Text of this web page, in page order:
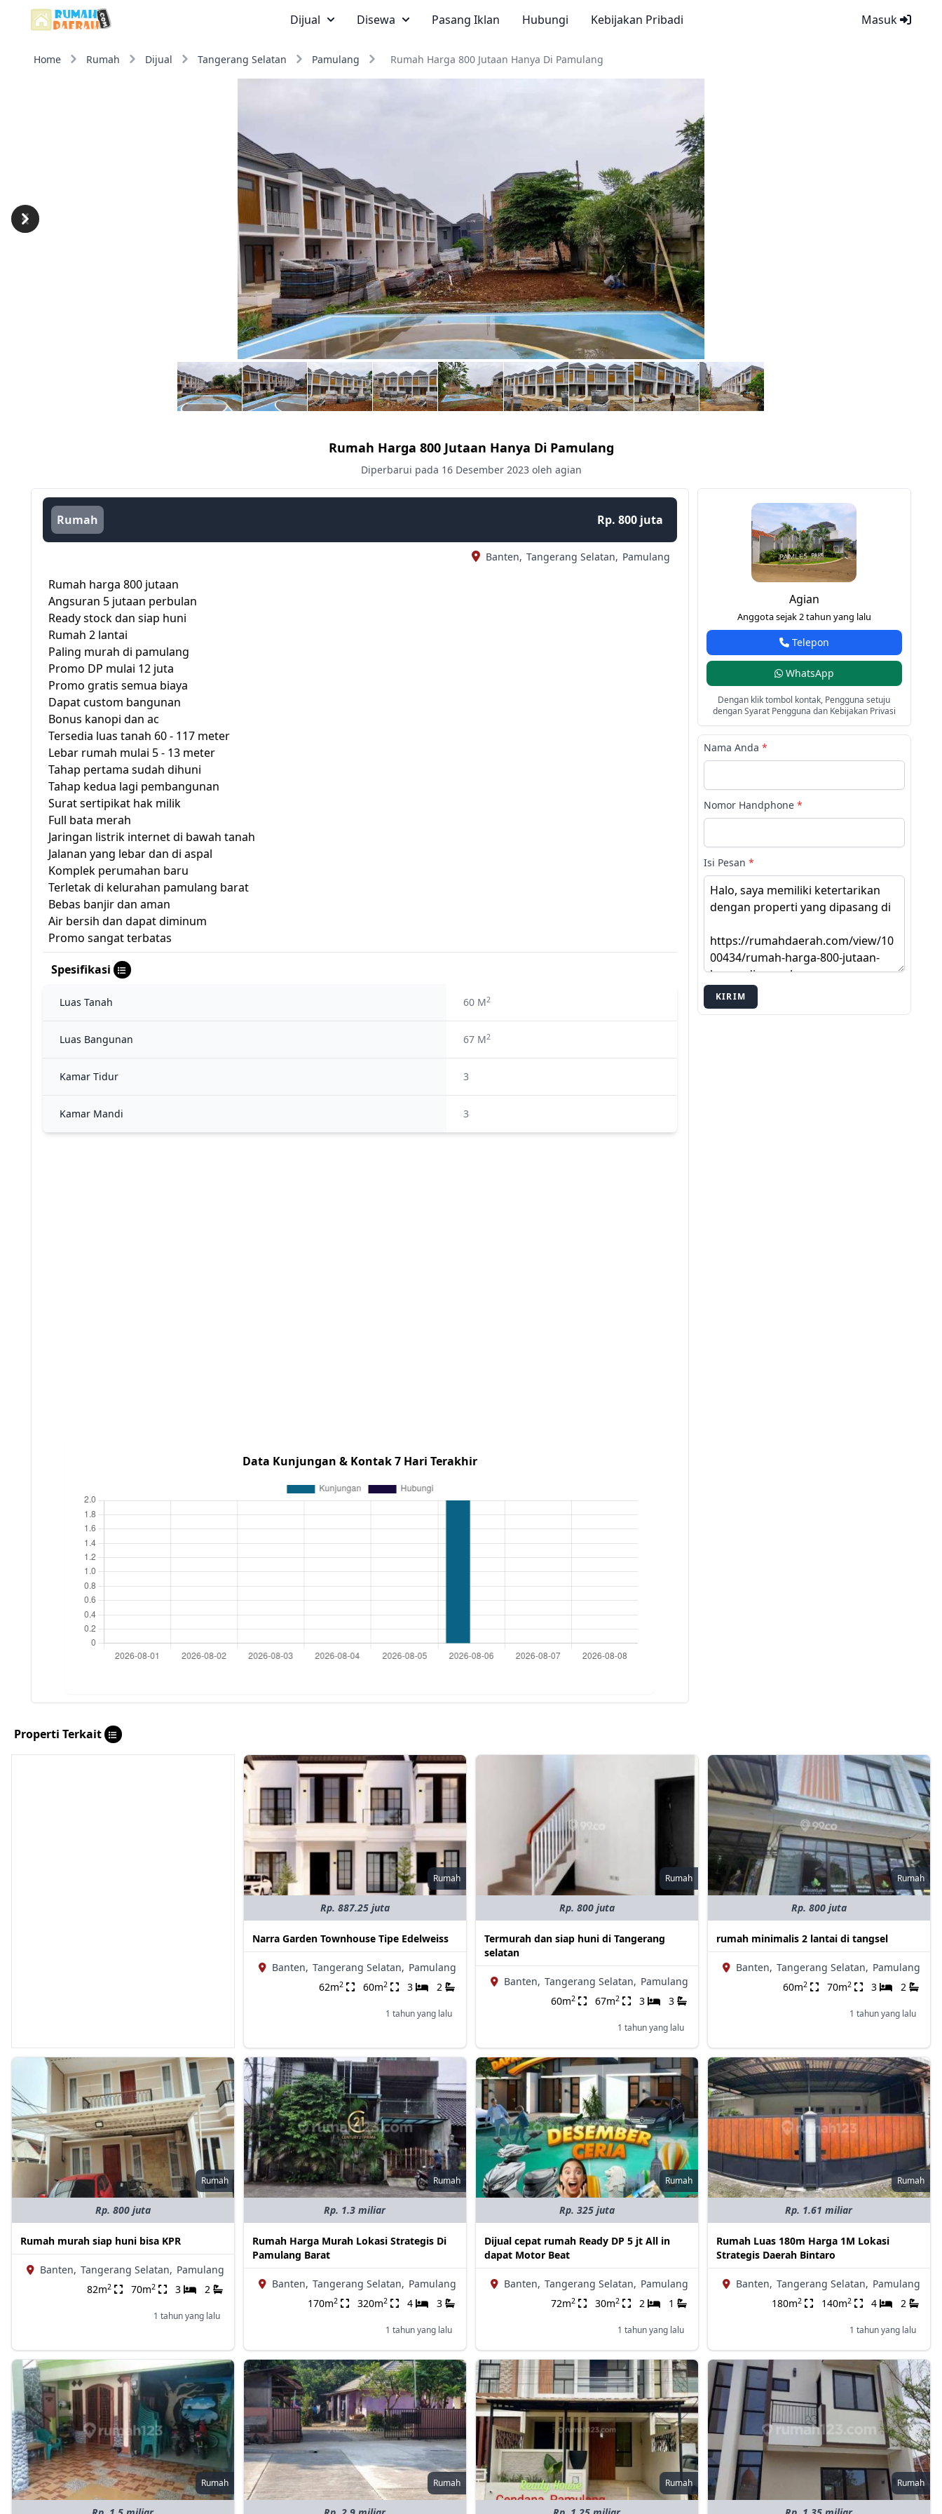
Masuk
Dijual Disewa Pasang Iklan Hubungi Kebijakan Pribadi
Home Rumah Dijual Tangerang Selatan Pamulang Rumah Harga 800 Jutaan Hanya Di Pamulang
Previous
Next
Rumah Harga 800 Jutaan Hanya Di Pamulang
Diperbarui pada 16 Desember 2023 oleh agian
Rumah Rp. 800 juta
Banten, Tangerang Selatan, Pamulang
Rumah harga 800 jutaan
Angsuran 5 jutaan perbulan
Ready stock dan siap huni
Rumah 2 lantai
Paling murah di pamulang
Promo DP mulai 12 juta
Promo gratis semua biaya
Dapat custom bangunan
Bonus kanopi dan ac
Tersedia luas tanah 60 - 117 meter
Lebar rumah mulai 5 - 13 meter
Tahap pertama sudah dihuni
Tahap kedua lagi pembangunan
Surat sertipikat hak milik
Full bata merah
Jaringan listrik internet di bawah tanah
Jalanan yang lebar dan di aspal
Komplek perumahan baru
Terletak di kelurahan pamulang barat
Bebas banjir dan aman
Air bersih dan dapat diminum
Promo sangat terbatas
Spesifikasi
Luas Tanah 60 M2
Luas Bangunan 67 M2
Kamar Tidur 3
Kamar Mandi 3
Data Kunjungan & Kontak 7 Hari Terakhir
Agian
Anggota sejak 2 tahun yang lalu
Telepon
WhatsApp
Dengan klik tombol kontak, Pengguna setuju
dengan Syarat Pengguna dan Kebijakan Privasi
Nama Anda *
Nomor Handphone *
Isi Pesan *
KIRIM
Properti Terkait
Rumah
Rp. 887.25 juta
Narra Garden Townhouse Tipe Edelweiss
Banten, Tangerang Selatan, Pamulang
62m2 60m2 3 2
1 tahun yang lalu
Rumah
Rp. 800 juta
Termurah dan siap huni di Tangerang
selatan
Banten, Tangerang Selatan, Pamulang
60m2 67m2 3 3
1 tahun yang lalu
Rumah
Rp. 800 juta
rumah minimalis 2 lantai di tangsel
Banten, Tangerang Selatan, Pamulang
60m2 70m2 3 2
1 tahun yang lalu
Rumah
Rp. 800 juta
Rumah murah siap huni bisa KPR
Banten, Tangerang Selatan, Pamulang
82m2 70m2 3 2
1 tahun yang lalu
Rumah
Rp. 1.3 miliar
Rumah Harga Murah Lokasi Strategis Di
Pamulang Barat
Banten, Tangerang Selatan, Pamulang
170m2 320m2 4 3
1 tahun yang lalu
Rumah
Rp. 325 juta
Dijual cepat rumah Ready DP 5 jt All in
dapat Motor Beat
Banten, Tangerang Selatan, Pamulang
72m2 30m2 2 1
1 tahun yang lalu
Rumah
Rp. 1.61 miliar
Rumah Luas 180m Harga 1M Lokasi
Strategis Daerah Bintaro
Banten, Tangerang Selatan, Pamulang
180m2 140m2 4 2
1 tahun yang lalu
Rumah Rumah Rumah Rumah